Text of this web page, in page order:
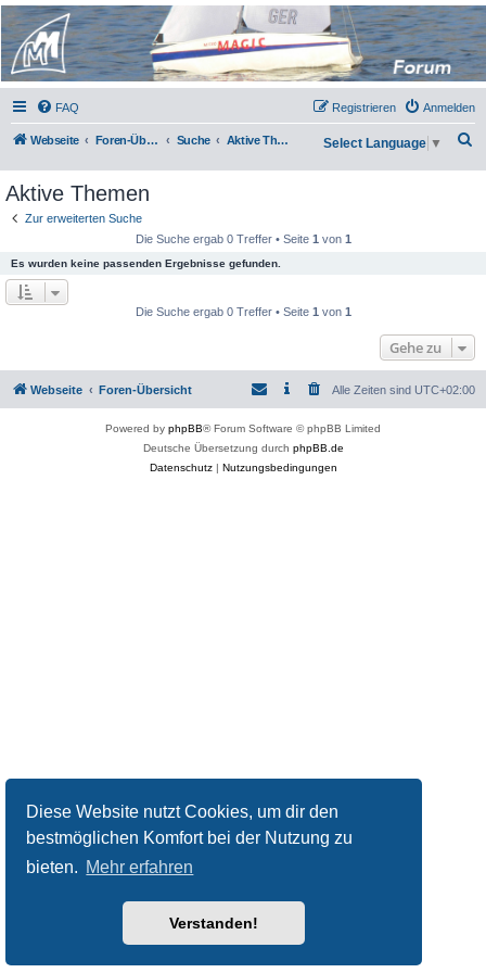
Diese Website nutzt Cookies, um dir den
bestmöglichen Komfort bei der Nutzung zu
bieten. Mehr erfahren
Verstanden!
Micro Magic Forum
Deutschland
FAQ Anmelden
Registrieren
Webseite Foren-Übersicht Suche Aktive Themen Select Language ▼
Aktive Themen
Zur erweiterten Suche
Die Suche ergab 0 Treffer • Seite 1 von 1
Es wurden keine passenden Ergebnisse gefunden.
Die Suche ergab 0 Treffer • Seite 1 von 1
Gehe zu
Webseite Foren-Übersicht Alle Zeiten sind UTC+02:00
Powered by phpBB® Forum Software © phpBB Limited
Deutsche Übersetzung durch phpBB.de
Datenschutz| Nutzungsbedingungen